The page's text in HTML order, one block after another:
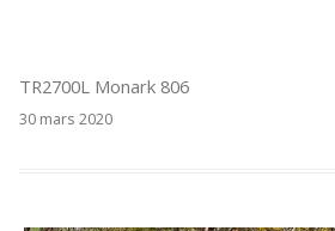
TR2700L Monark 806
30 mars 2020